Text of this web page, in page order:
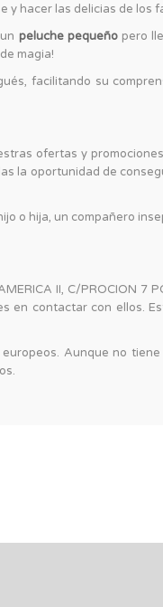
hacer las delicias de los
peluche pequeñopero
magia!
facilitando su
ofertas y
la oportunidad de
o hija, un compañero
II, C/PROCION 7
en contactar con ellos.
Aunque no